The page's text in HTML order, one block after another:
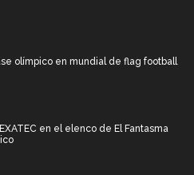
olímpico en mundial de flag football
en el elenco de El Fantasma